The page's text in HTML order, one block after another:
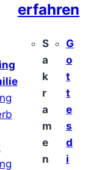
erfahren
S
a
k
r
a
m
e
n
G
o
t
t
e
s
d
i